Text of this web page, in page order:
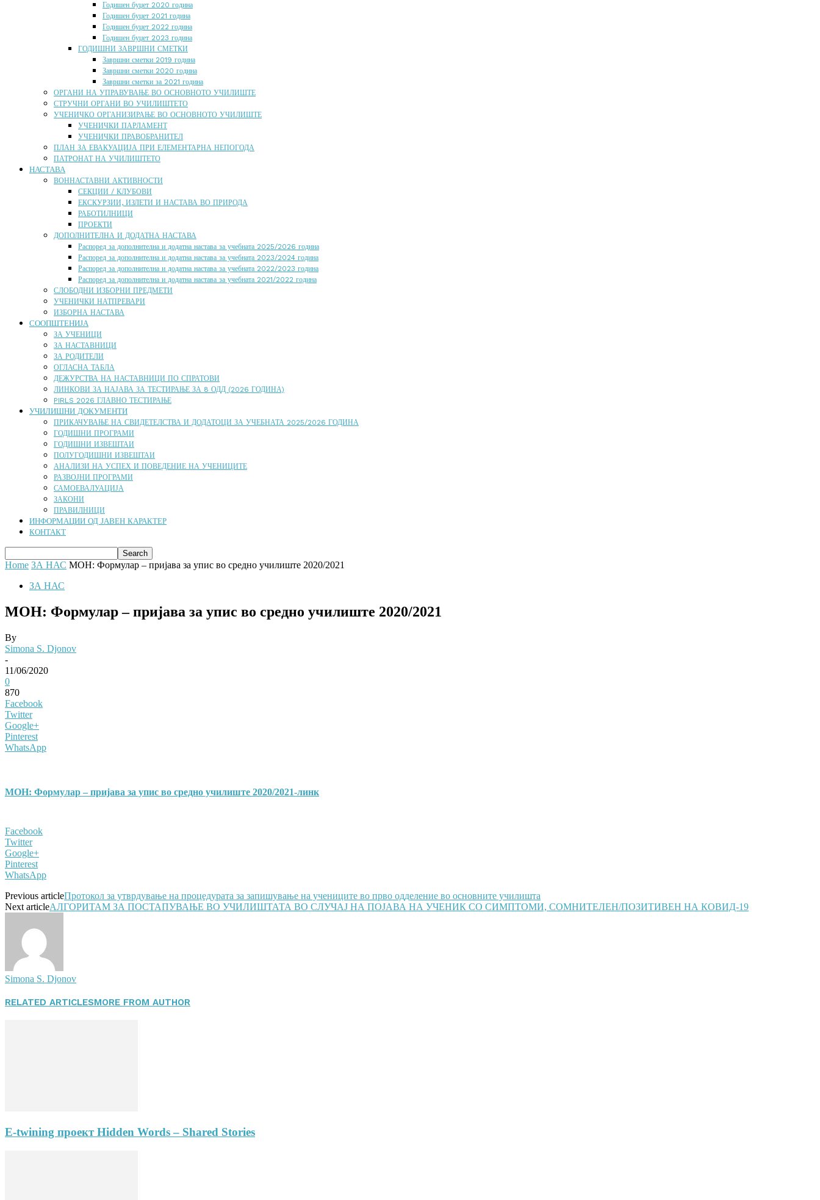
Годишен буџет 2020 година
Годишен буџет 2021 година
Годишен буџет 2022 година
Годишен буџет 2023 година
ГОДИШНИ ЗАВРШНИ СМЕТКИ
Завршни сметки 2019 година
Завршни сметки 2020 година
Завршни сметки за 2021 година
ОРГАНИ НА УПРАВУВАЊЕ ВО ОСНОВНОТО УЧИЛИШТЕ
СТРУЧНИ ОРГАНИ ВО УЧИЛИШТЕТО
УЧЕНИЧКО ОРГАНИЗИРАЊЕ ВО ОСНОВНОТО УЧИЛИШТЕ
УЧЕНИЧКИ ПАРЛАМЕНТ
УЧЕНИЧКИ ПРАВОБРАНИТЕЛ
ПЛАН ЗА ЕВАКУАЦИЈА ПРИ ЕЛЕМЕНТАРНА НЕПОГОДА
ПАТРОНАТ НА УЧИЛИШТЕТО
НАСТАВА
ВОННАСТАВНИ АКТИВНОСТИ
СЕКЦИИ / КЛУБОВИ
ЕКСКУРЗИИ, ИЗЛЕТИ И НАСТАВА ВО ПРИРОДА
РАБОТИЛНИЦИ
ПРОЕКТИ
ДОПОЛНИТЕЛНА И ДОДАТНА НАСТАВА
Распоред за дополнителна и додатна настава за учебната 2025/2026 година
Распоред за дополнителна и додатна настава за учебната 2023/2024 година
Распоред за дополнителна и додатна настава за учебната 2022/2023 година
Распоред за дополнителна и додатна настава за учебната 2021/2022 година
СЛОБОДНИ ИЗБОРНИ ПРЕДМЕТИ
УЧЕНИЧКИ НАТПРЕВАРИ
ИЗБОРНА НАСТАВА
СООПШТЕНИЈА
ЗА УЧЕНИЦИ
ЗА НАСТАВНИЦИ
ЗА РОДИТЕЛИ
ОГЛАСНА ТАБЛА
ДЕЖУРСТВА НА НАСТАВНИЦИ ПО СПРАТОВИ
ЛИНКОВИ ЗА НАЈАВА ЗА ТЕСТИРАЊЕ ЗА 8 ОДД (2026 ГОДИНА)
PIRLS 2026 ГЛАВНО ТЕСТИРАЊЕ
УЧИЛИШНИ ДОКУМЕНТИ
ПРИКАЧУВАЊЕ НА СВИДЕТЕЛСТВА И ДОДАТОЦИ ЗА УЧЕБНАТА 2025/2026 ГОДИНА
ГОДИШНИ ПРОГРАМИ
ГОДИШНИ ИЗВЕШТАИ
ПОЛУГОДИШНИ ИЗВЕШТАИ
АНАЛИЗИ НА УСПЕХ И ПОВЕДЕНИЕ НА УЧЕНИЦИТЕ
РАЗВОЈНИ ПРОГРАМИ
САМОЕВАЛУАЦИЈА
ЗАКОНИ
ПРАВИЛНИЦИ
ИНФОРМАЦИИ ОД ЈАВЕН КАРАКТЕР
КОНТАКТ
Home ЗА НАС МОН: Формулар – пријава за упис во средно училиште 2020/2021
ЗА НАС
МОН: Формулар – пријава за упис во средно училиште 2020/2021
By
Simona S. Djonov
-
11/06/2020
0
870
Facebook
Twitter
Google+
Pinterest
WhatsApp
МОН: Формулар – пријава за упис во средно училиште 2020/2021-линк
Facebook
Twitter
Google+
Pinterest
WhatsApp
Previous articleПротокол за утврдување на процедурата за запишување на учениците во прво одделение во основните училишта
Next articleАЛГОРИТАМ ЗА ПОСТАПУВАЊЕ ВО УЧИЛИШТАТА ВО СЛУЧАЈ НА ПОЈАВА НА УЧЕНИК СО СИМПТОМИ, СОМНИТЕЛЕН/ПОЗИТИВЕН НА КОВИД-19
Simona S. Djonov
RELATED ARTICLESMORE FROM AUTHOR
E-twining проект Hidden Words – Shared Stories